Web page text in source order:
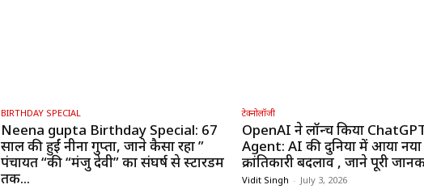
BIRTHDAY SPECIAL
Neena gupta Birthday Special: 67
साल की हुईं नीना गुप्ता, जाने कैसा रहा ”
पंचायत “की “मंजु देवी” का संघर्ष से स्टारडम
तक...
टेक्नोलॉजी
OpenAI ने लॉन्च किया
Agent: AI की दुनिया में आया नया
क्रांतिकारी बदलाव , जाने पूरी
Vidit Singh - July 3, 2026